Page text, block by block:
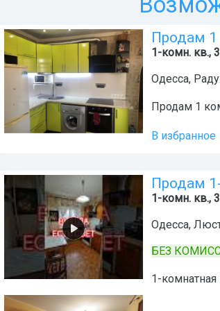
Продам
1-комн. кв.,
Одесса,
Продам 1
В избранное
Продам
1-комн. кв.,
Одесса,
БЕЗ
1-комнатная